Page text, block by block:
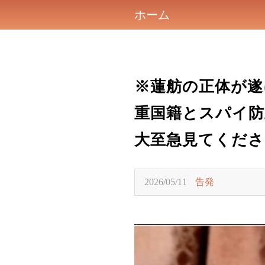
ホーム
※蓮舫の正体が
重国籍とスパイ
大至急見てくだ
2026/05/11 告発